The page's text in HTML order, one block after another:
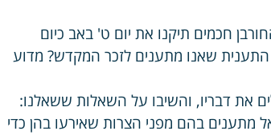
חכמים תיקנו את יום ט' באב כיום
שאנו מתענים לזכר המקדש? מדוע
את דבריו, והשיבו על השאלות ששאלנו:
מתענים בהם מפני הצרות שאירעו בהן כדי